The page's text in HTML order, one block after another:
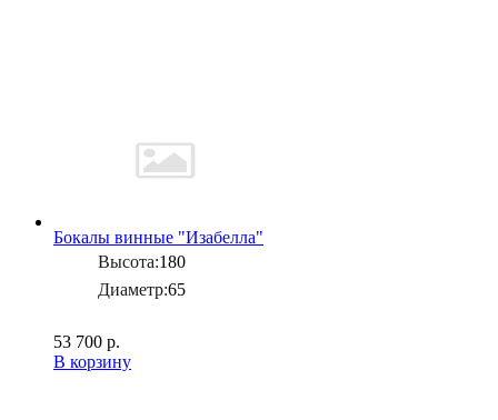
Бокалы винные "Изабелла"
Высота:180
Диаметр:65
53 700 р.
В корзину